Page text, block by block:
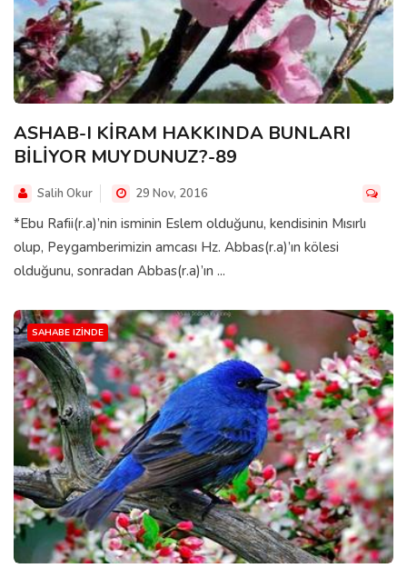
ASHAB-I KİRAM HAKKINDA BUNLARI
BİLİYOR MUYDUNUZ?-89
Salih Okur 29 Nov, 2016
*Ebu Rafii(r.a)’nin isminin Eslem olduğunu, kendisinin Mısırlı
olup, Peygamberimizin amcası Hz. Abbas(r.a)’ın kölesi
olduğunu, sonradan Abbas(r.a)’ın ...
SAHABE IZINDE